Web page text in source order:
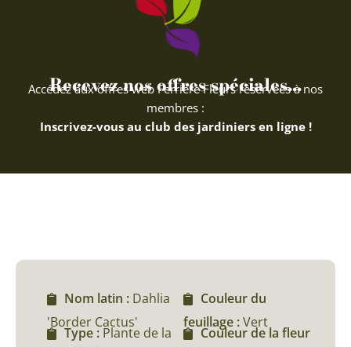
Recevez nos offres spéciales...
Accédez aux offres web Ferriere Fleurs réservées à nos
membres :
Inscrivez-vous au club des jardiniers en ligne !
Nom latin : Dahlia
'Border Cactus'
Type : Plante de la
Couleur du
feuillage :Vert
Couleur de la fleur